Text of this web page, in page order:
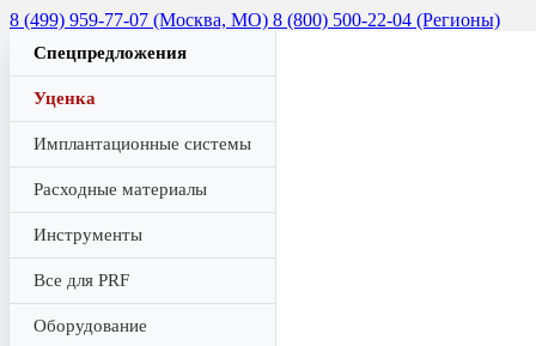
8 (499) 959-77-07 (Москва, МО) 8 (800) 500-22-04 (Регионы)
Спецпредложения
Уценка
Имплантационные системы
Расходные материалы
Инструменты
Все для PRF
Оборудование